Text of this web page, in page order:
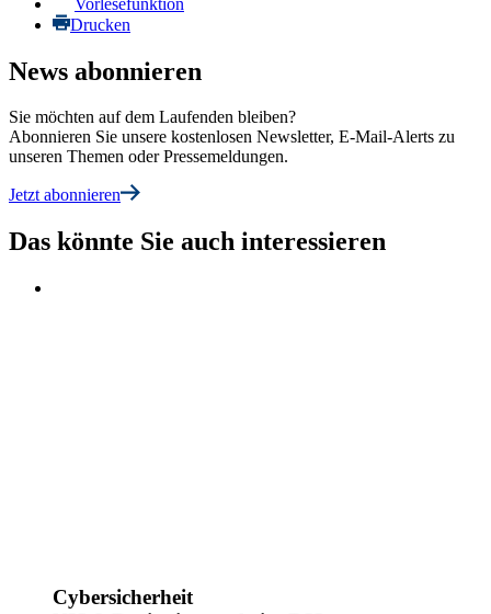
Drucken
News abonnieren
Sie möchten auf dem Laufenden bleiben?
Abonnieren Sie unsere kostenlosen Newsletter, E-Mail-Alerts zu
unseren Themen oder Pressemeldungen.
Jetzt abonnieren
Das könnte Sie auch interessieren
Cybersicherheit